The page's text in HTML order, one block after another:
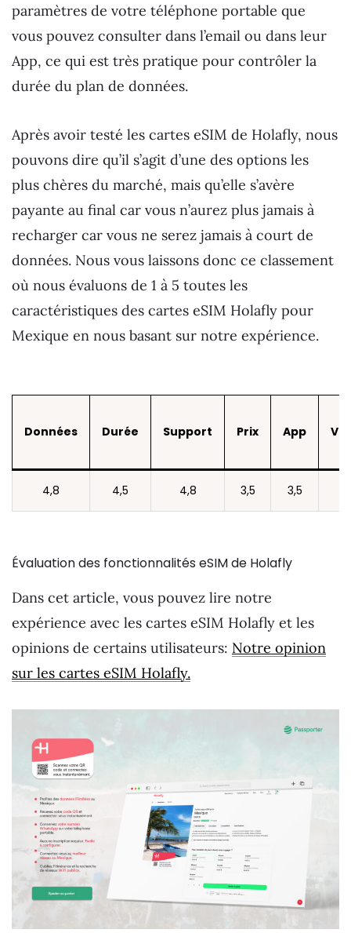
paramètres de votre téléphone portable que
vous pouvez consulter dans l’email ou dans leur
App, ce qui est très pratique pour contrôler la
durée du plan de données.
Après avoir testé les cartes eSIM de Holafly, nous
pouvons dire qu’il s’agit d’une des options les
plus chères du marché, mais qu’elle s’avère
payante au final car vous n’aurez plus jamais à
recharger car vous ne serez jamais à court de
données. Nous vous laissons donc ce classement
où nous évaluons de 1 à 5 toutes les
caractéristiques des cartes eSIM Holafly pour
Mexique en nous basant sur notre expérience.
Données Durée Support Prix App
4,8 4,5 4,8 3,5 3,5
Évaluation des fonctionnalités eSIM de Holafly
Dans cet article, vous pouvez lire notre
expérience avec les cartes eSIM Holafly et les
opinions de certains utilisateurs: Notre opinion
sur les cartes eSIM Holafly.